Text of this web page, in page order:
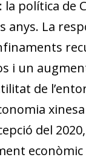
política de
anys. La
i un
de
del